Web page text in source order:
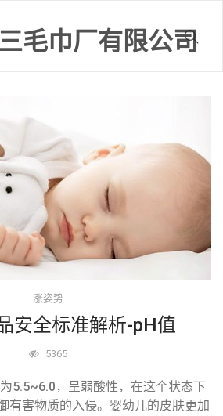
毛巾厂有限公司
涨姿势
安全标准解析-pH值
5365
5.5~6.0 ，呈弱酸性，在这个状态下
有害物质的入侵。婴幼儿的皮肤更加